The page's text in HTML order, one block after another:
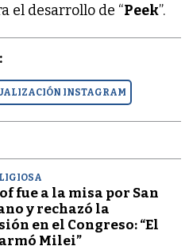
el desarrollo de “Peek”.
INSTAGRAM
fue a la misa por San
y rechazó la
en el Congreso: “El
Milei”